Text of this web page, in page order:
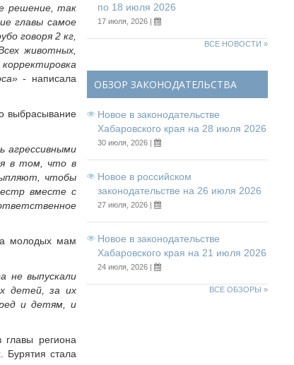
решение, так
главы самое
говоря 2 кг,
животных,
- написала
выбрасывание
агрессивными
в том, что в
чтобы
вместе с
молодых мам
не выпускали
детей, за их
и детям, и
главы региона
Бурятия стала
по 18 июля 2026
17 июля, 2026 |
ВСЕ НОВОСТИ »
ОБЗОР ЗАКОНОДАТЕЛЬСТВА
Новое в законодательстве
Хабаровского края на 28 июля 2026
30 июля, 2026 |
Новое в российском
законодательстве на 26 июля 2026
27 июля, 2026 |
Новое в законодательстве
Хабаровского края на 21 июля 2026
24 июля, 2026 |
ВСЕ ОБЗОРЫ »